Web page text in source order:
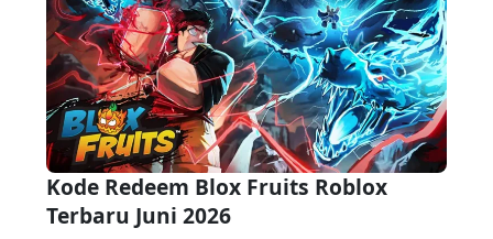
Kode Redeem Blox Fruits Roblox
Terbaru Juni 2026